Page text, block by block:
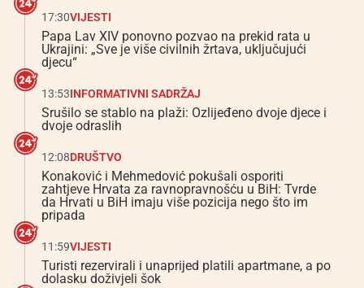
17:30VIJESTI
Papa Lav XIV ponovno pozvao na prekid rata u
Ukrajini: „Sve je više civilnih žrtava, uključujući
djecu“
13:53INFORMATIVNI SADRŽAJ
Srušilo se stablo na plaži: Ozlijeđeno dvoje djece i
dvoje odraslih
12:08DRUŠTVO
Konaković i Mehmedović pokušali osporiti
zahtjeve Hrvata za ravnopravnošću u BiH: Tvrde
da Hrvati u BiH imaju više pozicija nego što im
pripada
11:59VIJESTI
Turisti rezervirali i unaprijed platili apartmane, a po
dolasku doživjeli šok